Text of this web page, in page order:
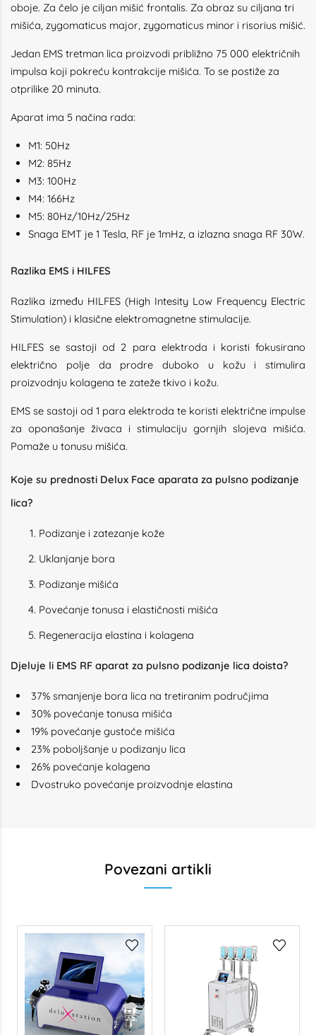
oboje. Za čelo je ciljan mišić frontalis. Za obraz su ciljana tri
mišića, zygomaticus major, zygomaticus minor i risorius mišić.
Jedan EMS tretman lica proizvodi približno 75 000 električnih
impulsa koji pokreću kontrakcije mišića. To se postiže za
otprilike 20 minuta.
Aparat ima 5 načina rada:
M1: 50Hz
M2: 85Hz
M3: 100Hz
M4: 166Hz
M5: 80Hz/10Hz/25Hz
Snaga EMT je 1 Tesla, RF je 1mHz, a izlazna snaga RF 30W.
Razlika EMS i HILFES
Razlika između HILFES (High Intesity Low Frequency Electric
Stimulation) i klasične elektromagnetne stimulacije.
HILFES se sastoji od 2 para elektroda i koristi fokusirano
električno polje da prodre duboko u kožu i stimulira
proizvodnju kolagena te zateže tkivo i kožu.
EMS se sastoji od 1 para elektroda te koristi električne impulse
za oponašanje živaca i stimulaciju gornjih slojeva mišića.
Pomaže u tonusu mišića.
Koje su prednosti Delux Face aparata za pulsno podizanje
lica?
Podizanje i zatezanje kože
Uklanjanje bora
Podizanje mišića
Povećanje tonusa i elastičnosti mišića
Regeneracija elastina i kolagena
Djeluje li EMS RF aparat za pulsno podizanje lica doista?
37% smanjenje bora lica na tretiranim područjima
30% povećanje tonusa mišića
19% povećanje gustoće mišića
23% poboljšanje u podizanju lica
26% povećanje kolagena
Dvostruko povećanje proizvodnje elastina
Povezani artikli